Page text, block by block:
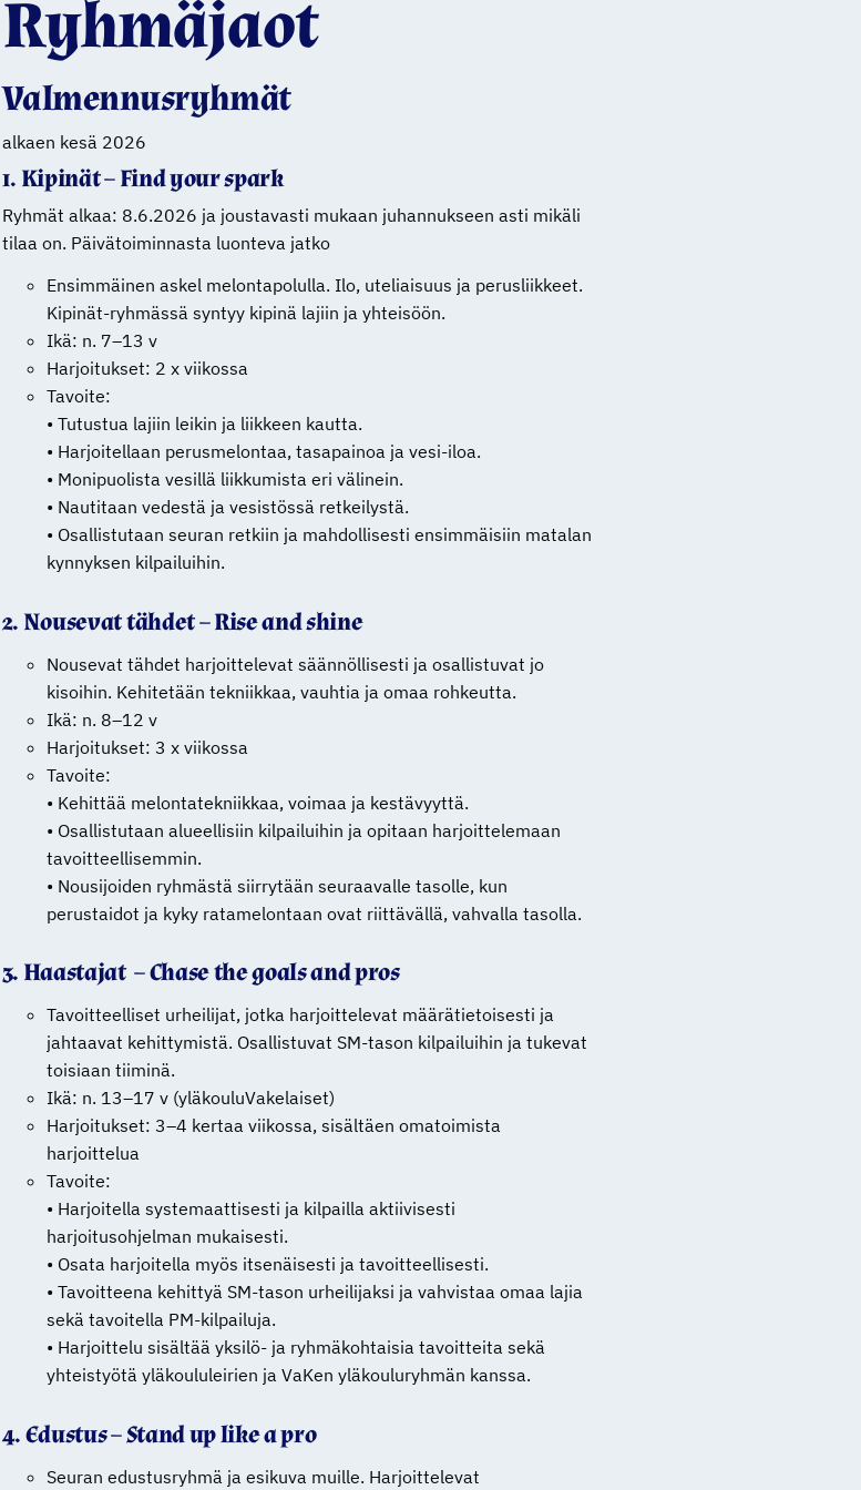
Ryhmäjaot
Valmennusryhmät
alkaen kesä 2026
1. Kipinät – Find your spark
Ryhmät alkaa: 8.6.2026 ja joustavasti mukaan juhannukseen asti mikäli
tilaa on. Päivätoiminnasta luonteva jatko
Ensimmäinen askel melontapolulla. Ilo, uteliaisuus ja perusliikkeet.
Kipinät-ryhmässä syntyy kipinä lajiin ja yhteisöön.
Ikä: n. 7–13 v
Harjoitukset: 2 x viikossa
Tavoite:
• Tutustua lajiin leikin ja liikkeen kautta.
• Harjoitellaan perusmelontaa, tasapainoa ja vesi-iloa.
• Monipuolista vesillä liikkumista eri välinein.
• Nautitaan vedestä ja vesistössä retkeilystä.
• Osallistutaan seuran retkiin ja mahdollisesti ensimmäisiin matalan
kynnyksen kilpailuihin.
2. Nousevat tähdet – Rise and shine
Nousevat tähdet harjoittelevat säännöllisesti ja osallistuvat jo
kisoihin. Kehitetään tekniikkaa, vauhtia ja omaa rohkeutta.
Ikä: n. 8–12 v
Harjoitukset: 3 x viikossa
Tavoite:
• Kehittää melontatekniikkaa, voimaa ja kestävyyttä.
• Osallistutaan alueellisiin kilpailuihin ja opitaan harjoittelemaan
tavoitteellisemmin.
• Nousijoiden ryhmästä siirrytään seuraavalle tasolle, kun
perustaidot ja kyky ratamelontaan ovat riittävällä, vahvalla tasolla.
3. Haastajat – Chase the goals and pros
Tavoitteelliset urheilijat, jotka harjoittelevat määrätietoisesti ja
jahtaavat kehittymistä. Osallistuvat SM-tason kilpailuihin ja tukevat
toisiaan tiiminä.
Ikä: n. 13–17 v (yläkouluVakelaiset)
Harjoitukset: 3–4 kertaa viikossa, sisältäen omatoimista
harjoittelua
Tavoite:
• Harjoitella systemaattisesti ja kilpailla aktiivisesti
harjoitusohjelman mukaisesti.
• Osata harjoitella myös itsenäisesti ja tavoitteellisesti.
• Tavoitteena kehittyä SM-tason urheilijaksi ja vahvistaa omaa lajia
sekä tavoitella PM-kilpailuja.
• Harjoittelu sisältää yksilö- ja ryhmäkohtaisia tavoitteita sekä
yhteistyötä yläkoululeirien ja VaKen yläkouluryhmän kanssa.
4. Edustus – Stand up like a pro
Seuran edustusryhmä ja esikuva muille. Harjoittelevat